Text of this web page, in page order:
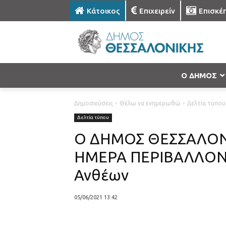
Κάτοικος Επιχειρείν
Ο ΔΗΜΟΣ
Δημοσιεύσεις Θέλω να ενημερωθώ Δελτία τύπου
Δελτία τύπου
Ο ΔΗΜΟΣ
ΗΜΕΡΑ
Ανθέων
05/06/2021 13:42